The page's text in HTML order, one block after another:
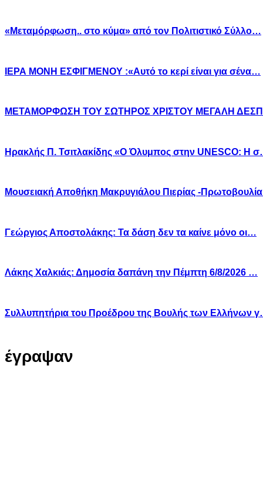
«Μεταμόρφωση.. στο κύμα» από τον Πολιτιστικό Σύλλο…
ΙΕΡΑ ΜΟΝΗ ΕΣΦΙΓΜΕΝΟΥ :«Αυτό το κερί είναι για σένα…
ΜΕΤΑΜΟΡΦΩΣΗ ΤΟΥ ΣΩΤΗΡΟΣ ΧΡΙΣΤΟΥ ΜΕΓΑΛΗ
Ηρακλής Π. Τσιτλακίδης «Ο Όλυμπος στην UNESCO: Η
Μουσειακή Αποθήκη Μακρυγιάλου Πιερίας -
Γεώργιος Αποστολάκης: Τα δάση δεν τα καίνε μόνο οι…
Λάκης Χαλκιάς: Δημοσία δαπάνη την Πέμπτη 6/8/2026 …
Συλλυπητήρια του Προέδρου της Βουλής των Ελλήνων
έγραψαν